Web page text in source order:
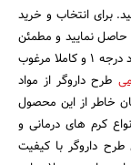
برای انتخاب و خرید
حاصل نمایید و مطمئن
شوید که در ساخت و طراحی قوطی کرم از متریال و مواد درجه 1 و کاملا مرغوب
طرح داروگر از مواد
خاطر از این محصول
کرم های درمانی و
استفاده نمایید. قوطی کرم 90 گرمی طرح داروگر با کیفیت